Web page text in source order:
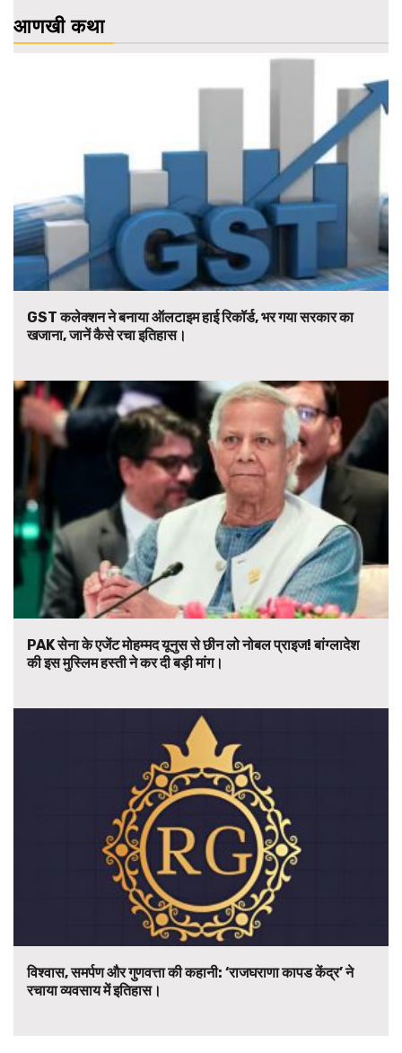
आणखी कथा
GST कलेक्शन ने बनाया ऑलटाइम हाई रिकॉर्ड, भर गया सरकार का
खजाना, जानें कैसे रचा इतिहास।
PAK सेना के एजेंट मोहम्मद यूनुस से छीन लो नोबल प्राइज! बांग्लादेश
की इस मुस्लिम हस्ती ने कर दी बड़ी मांग।
विश्वास, समर्पण और गुणवत्ता की कहानी: ‘राजघराणा कापड केंद्र’ ने
रचाया व्यवसाय में इतिहास।